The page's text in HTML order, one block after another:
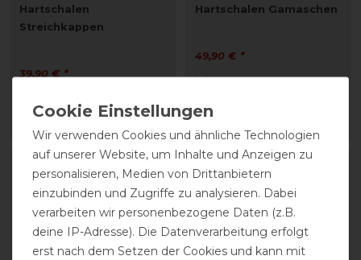
Hartschalen
Streichkappen
39,90 € *
Hartschalen Gamaschen
49,90 € *
1 Paar
Wir verwenden Cookies und ähnliche Technologien
auf unserer Website, um Inhalte und Anzeigen zu
personalisieren, Medien von Drittanbietern
einzubinden und Zugriffe zu analysieren. Dabei
verarbeiten wir personenbezogene Daten (z.B.
deine IP-Adresse). Die Datenverarbeitung erfolgt
erst nach dem Setzen der Cookies und kann mit